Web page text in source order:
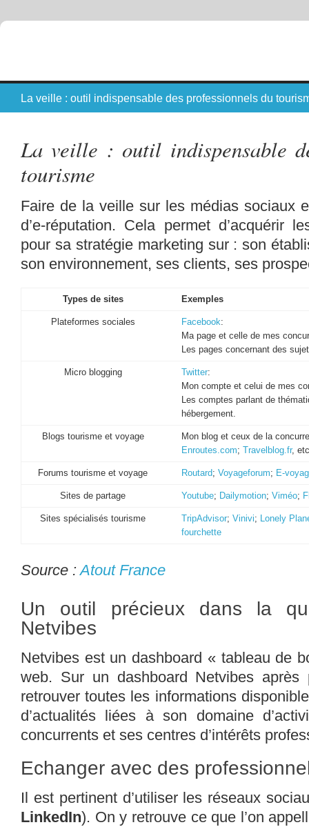
La veille : outil indispensable des professionnels du
La veille : outil indispensable
tourisme
Faire de la veille sur les médias sociaux
d’e-réputation. Cela permet d’acquérir
pour sa stratégie marketing sur : son
son environnement, ses clients, ses
Types de sites Exemples
Plateformes sociales Facebook:
Ma page et celle de mes
Les pages concernant des
Micro blogging Twitter:
Mon compte et celui de mes
Les comptes parlant de
hébergement.
Blogs tourisme et voyage
Mon blog et ceux de la
Enroutes.com; Travelblog.fr,
Forums tourisme et voyage Routard; Voyageforum; E-
Sites de partage Youtube; Dailymotion; Viméo;
Sites spécialisés tourisme TripAdvisor; Vinivi; Lonely
fourchette
Source :Atout France
Un outil précieux dans la
Netvibes
Netvibes est un dashboard « tableau de
web. Sur un dashboard Netvibes après
retrouver toutes les informations
d’actualités liées à son domaine
concurrents et ses centres d’intérêts
Echanger avec des
Il est pertinent d’utiliser les réseaux
LinkedIn). On y retrouve ce que l’on